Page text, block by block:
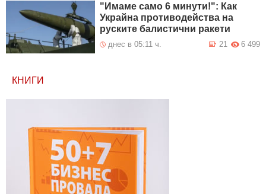
"Имаме само 6 минути!": Как
Украйна противодейства на
руските балистични ракети
днес в 05:11 ч. 6 499
21
КНИГИ